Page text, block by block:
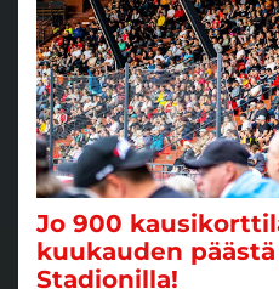
Jo 900
kuukauden
Stadionilla!